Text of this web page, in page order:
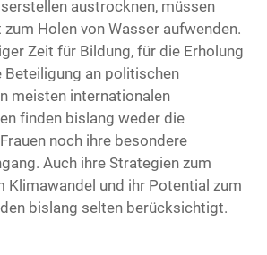
austrocknen, müssen
zum Holen von Wasser aufwenden.
Zeit für Bildung, für die Erholung
Beteiligung an politischen
meisten internationalen
finden bislang weder die
noch ihre besondere
Auch ihre Strategien zum
Klimawandel und ihr Potential zum
bislang selten berücksichtigt.